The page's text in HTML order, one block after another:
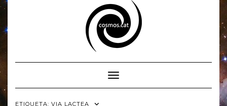
Skip
Toggle Navigation
ETIQUETA: VIA LACTEA